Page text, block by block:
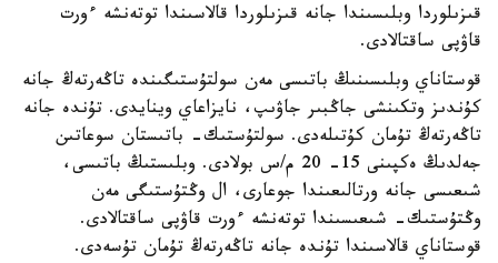
قىزىلوردا وبلىسىندا جانە قىزىلوردا قالاسىندا توتەنشە ءورت
قاۋپى ساقتالادى.
قوستاناي وبلىسىنىڭ باتىسى مەن سولتۇستىگىندە تاڭەرتەڭ جانە
كۇندىز وتكىنشى جاڭبىر جاۋىپ، نايزاعاي وينايدى. تۇندە جانە
تاڭەرتەڭ تۇمان كۇتىلەدى. سولتۇستىك- باتىستان سوعاتىن
جەلدىڭ ەكپىنى 15- 20 م/س بولادى. وبلىستىڭ باتىسى،
شىعىسى جانە ورتالىعىندا جوعارى، ال وڭتۇستىگى مەن
وڭتۇستىك- شىعىسىندا توتەنشە ءورت قاۋپى ساقتالادى.
قوستاناي قالاسىندا تۇندە جانە تاڭەرتەڭ تۇمان تۇسەدى.